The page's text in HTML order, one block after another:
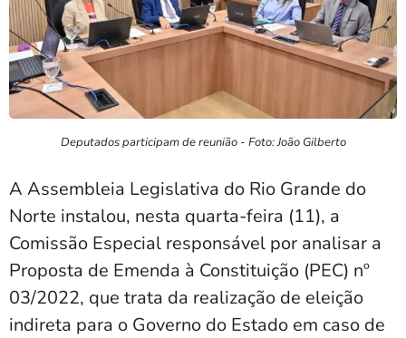
Deputados participam de reunião - Foto: João Gilberto
A Assembleia Legislativa do Rio Grande do
Norte instalou, nesta quarta-feira (11), a
Comissão Especial responsável por analisar a
Proposta de Emenda à Constituição (PEC) nº
03/2022, que trata da realização de eleição
indireta para o Governo do Estado em caso de